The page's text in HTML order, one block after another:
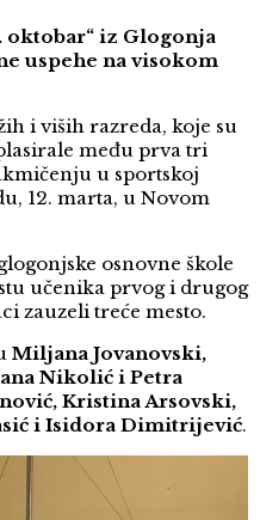
oktobar“ iz Glogonja
uspehe na visokom
i viših razreda, koje su
među prva tri
u sportskoj
12. marta, u Novom
osnovne škole
učenika prvog i drugog
zauzeli treće mesto.
Miljana Jovanovski,
Nikolić i Petra
Kristina Arsovski,
i Isidora Dimitrijević.